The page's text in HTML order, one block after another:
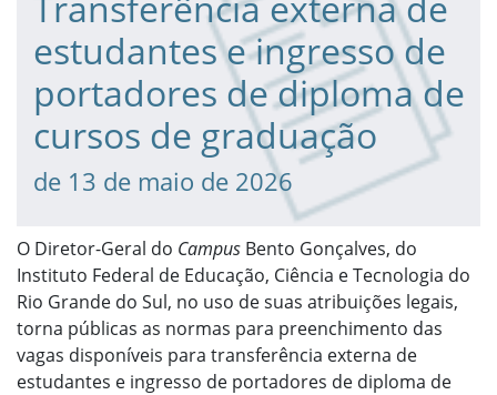
estudantes e ingresso de
portadores de diploma de
cursos de graduação
de 13 de maio de 2026
O Diretor-Geral do Campus Bento Gonçalves, do
Instituto Federal de Educação, Ciência e Tecnologia do
Rio Grande do Sul, no uso de suas atribuições legais,
torna públicas as normas para preenchimento das
vagas disponíveis para transferência externa de
estudantes e ingresso de portadores de diploma de